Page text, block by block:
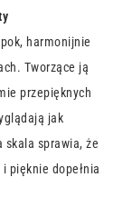
harmonijnie
Tworzące ją
przepięknych
jak
sprawia, że
pięknie dopełnia